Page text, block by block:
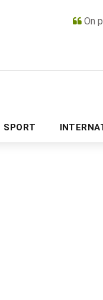
On
SPORTPUBLICITÉ